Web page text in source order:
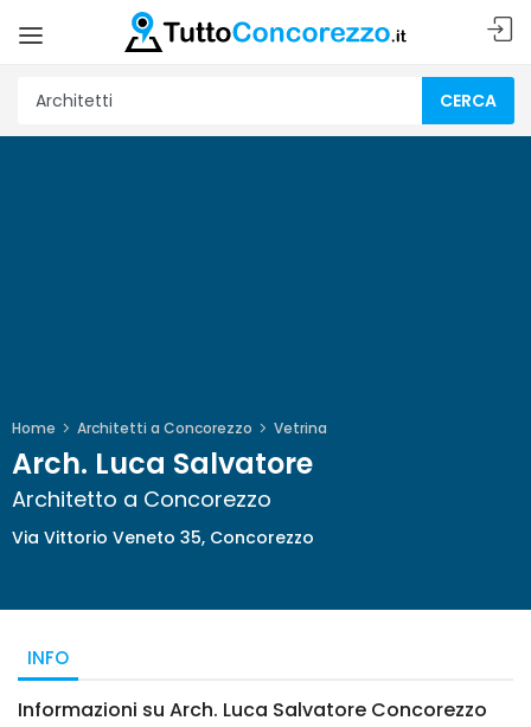
CERCA
Home Architetti a Concorezzo Vetrina
Arch. Luca Salvatore
Architetto a Concorezzo
Via Vittorio Veneto 35, Concorezzo
INFO
Informazioni su Arch. Luca Salvatore Concorezzo